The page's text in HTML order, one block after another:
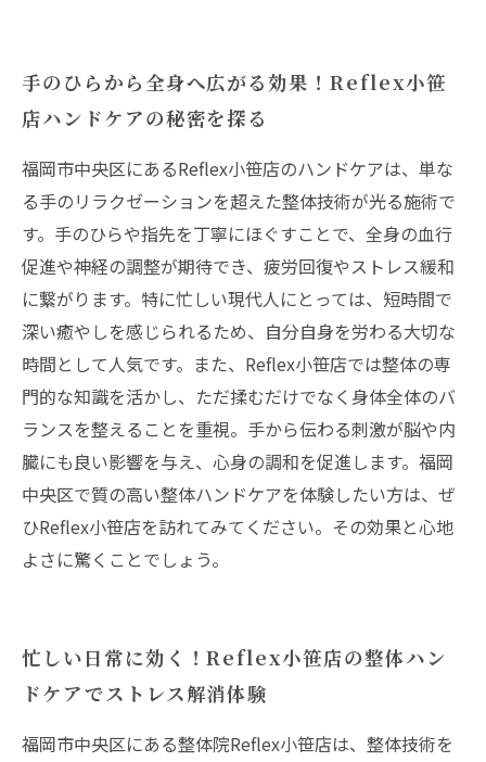
手のひらから全身へ広がる効果！Reflex小笹
店ハンドケアの秘密を探る
福岡市中央区にあるReflex小笹店のハンドケアは、単な
る手のリラクゼーションを超えた整体技術が光る施術で
す。手のひらや指先を丁寧にほぐすことで、全身の血行
促進や神経の調整が期待でき、疲労回復やストレス緩和
に繋がります。特に忙しい現代人にとっては、短時間で
深い癒やしを感じられるため、自分自身を労わる大切な
時間として人気です。また、Reflex小笹店では整体の専
門的な知識を活かし、ただ揉むだけでなく身体全体のバ
ランスを整えることを重視。手から伝わる刺激が脳や内
臓にも良い影響を与え、心身の調和を促進します。福岡
中央区で質の高い整体ハンドケアを体験したい方は、ぜ
ひReflex小笹店を訪れてみてください。その効果と心地
よさに驚くことでしょう。
忙しい日常に効く！Reflex小笹店の整体ハン
ドケアでストレス解消体験
福岡市中央区にある整体院Reflex小笹店は、整体技術を